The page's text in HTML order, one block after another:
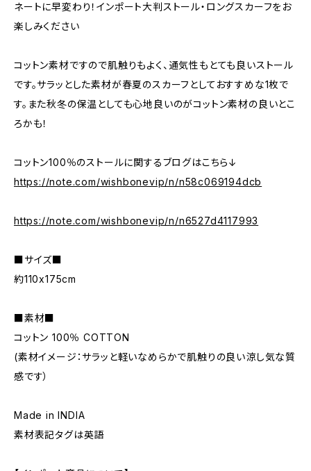
ネートに早変わり！インポート大判ストール・ロングスカーフをお
楽しみください
コットン素材ですので肌触りもよく、通気性もとても良いストール
です。サラッとした素材が春夏のスカーフとしておすすめな1枚で
す。また秋冬の保温としても心地良いのがコットン素材の良いとこ
ろかも！
コットン100％のストールに関するブログはこちら↓
https://note.com/wishbonevip/n/n58c069194dcb
https://note.com/wishbonevip/n/n6527d4117993
■サイズ■
約110x175cm
■素材■
コットン 100％ COTTON
(素材イメージ：サラッと軽いなめらかで肌触りの良い涼し気な質
感です）
Made in INDIA
素材表記タグは英語